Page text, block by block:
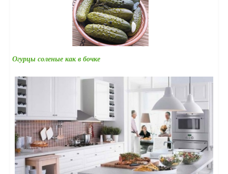
Огурцы соленые как в бочке